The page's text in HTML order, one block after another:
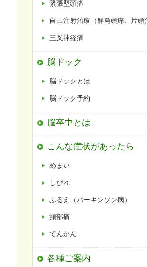
緊張型頭痛
自己注射治療（群発頭痛、片頭
三叉神経痛
脳ドック
脳ドックとは
脳ドック予約
脳卒中とは
こんな症状があったら
めまい
しびれ
ふるえ（パーキンソン病）
頸部痛
てんかん
各種ご案内